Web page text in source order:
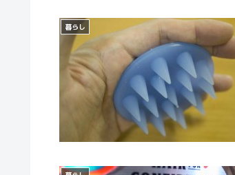
暮らし